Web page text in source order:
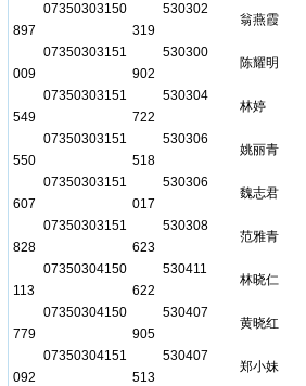
07350303150
897
530302
319
翁燕霞
07350303151
009
530300
902
陈耀明
07350303151
549
530304
722
林婷
07350303151
550
530306
518
姚丽青
07350303151
607
530306
017
魏志君
07350303151
828
530308
623
范雅青
07350304150
113
530411
622
林晓仁
07350304150
779
530407
905
黄晓红
07350304151
092
530407
513
郑小妹